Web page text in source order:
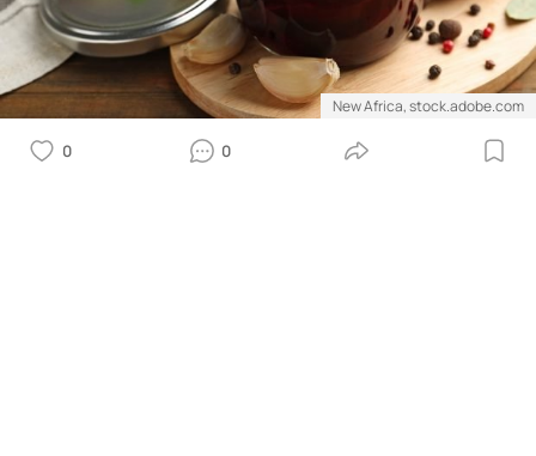
New Africa, stock.adobe.com
0 0